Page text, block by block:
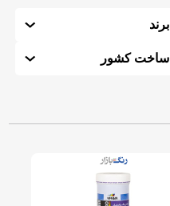
برند
ساخت کشور